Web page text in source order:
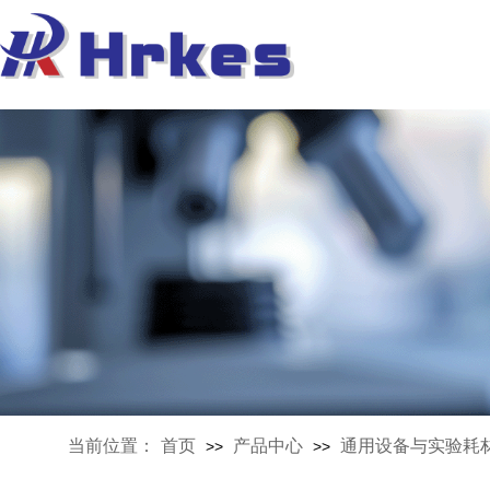
当前位置： 首页 >> 产品中心 >> 通用设备与实验耗